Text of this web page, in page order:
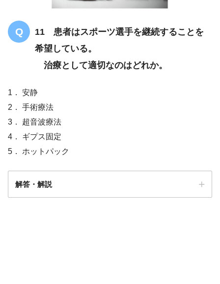
11 患者はスポーツ選手を継続することを
希望している。
治療として適切なのはどれか。
1． 安静
2． 手術療法
3． 超音波療法
4． ギプス固定
5． ホットパック
解答・解説